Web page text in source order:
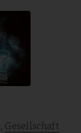
, Gesellschaft